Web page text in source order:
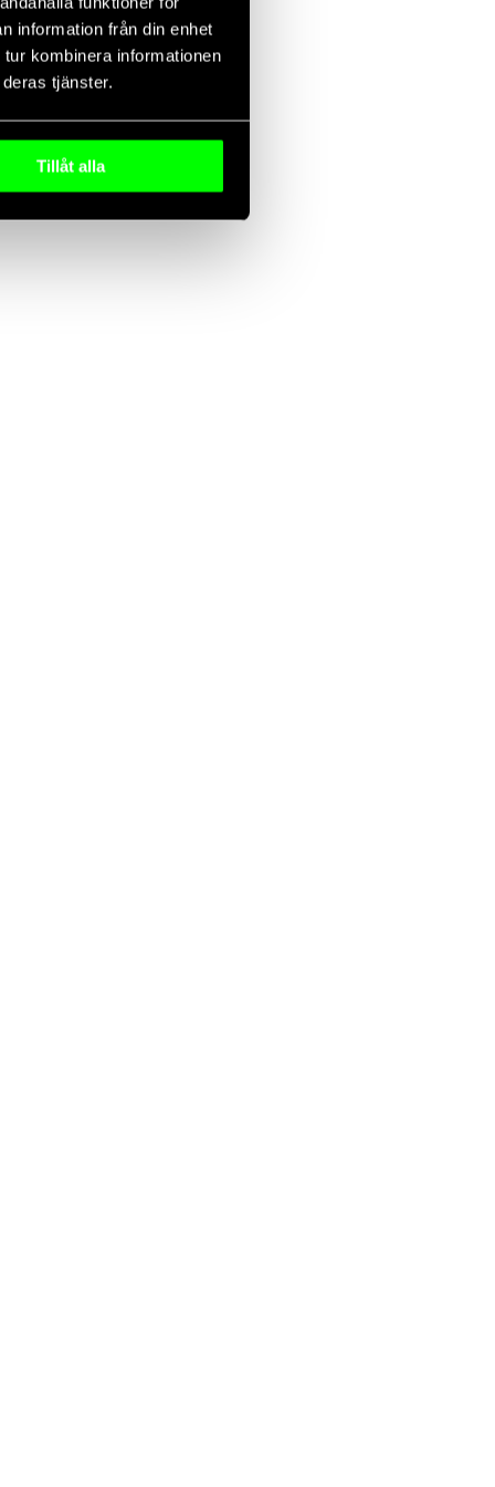
information från din enhet
kombinera informationen
tjänster.
Tillåt alla